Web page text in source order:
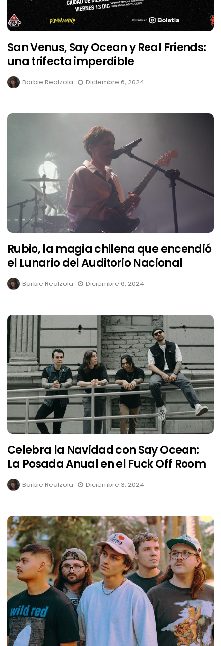
San Venus, Say Ocean y Real Friends:
una trifecta imperdible
Barbie Realzola Diciembre 6, 2024
Rubio, la magia chilena que encendió
el Lunario del Auditorio Nacional
Barbie Realzola Diciembre 6, 2024
Celebra la Navidad con Say Ocean:
La Posada Anual en el Fuck Off Room
Barbie Realzola Diciembre 3, 2024